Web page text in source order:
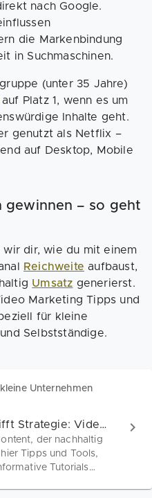
nach Google.
die Markenbindung
in Suchmaschinen.
(unter 35 Jahre)
Platz 1, wenn es um
Inhalte geht.
genutzt als Netflix –
auf Desktop, Mobile
gewinnen – so geht
wir dir, wie du mit einem
Reichweite aufbaust,
Umsatz generierst.
Marketing Tipps und
für kleine
Selbstständige.
Unternehmen
Storytelling trifft Strategie: Videos, die verkaufen!
der nachhaltig
Tipps und Tools,
Tutorials